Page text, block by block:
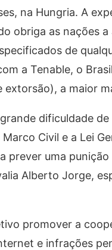
na Hungria. A
obriga as nações
de
a Tenable, o
a maior
dificuldade
Civil e a Lei
prever uma
Alberto Jorge,
promover a
e infrações